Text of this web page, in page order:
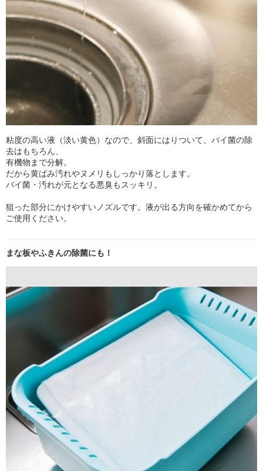
粘度の高い液（淡い黄色）なので、斜面にはりついて、バイ菌の除
去はもちろん、
有機物まで分解。
だから黄ばみ汚れやヌメリもしっかり落とします。
バイ菌・汚れが元となる悪臭もスッキリ。
狙った部分にかけやすいノズルです。液が出る方向を確かめてから
ご使用ください。
まな板やふきんの除菌にも！